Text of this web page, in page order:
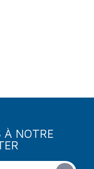
À NOTRE